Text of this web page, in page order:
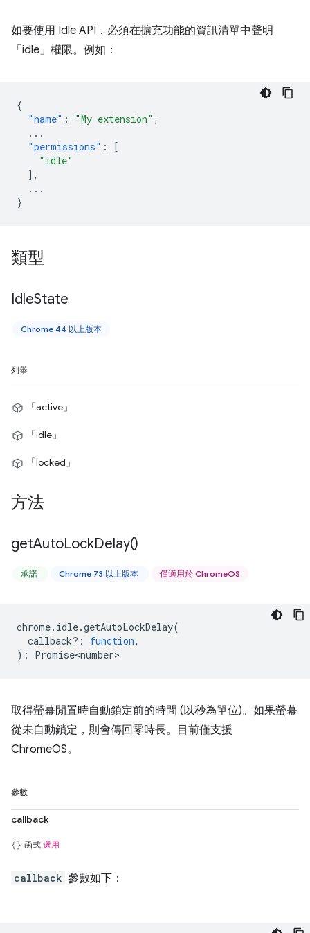
如要使用 Idle API，必須在擴充功能的資訊清單中聲明
「idle」權限。例如：
{
"name" : "My extension" ,
...
"permissions" :
[
"idle"
],
...
}
類型
IdleState
Chrome 44 以上版本
列舉
「active」
「idle」
「locked」
方法
getAutoLockDelay()
承諾 Chrome 73 以上版本 僅適用於 ChromeOS
chrome. idle.getAutoLockDelay(
callback? : function,
) : Promise<number>
取得螢幕閒置時自動鎖定前的時間 (以秒為單位)。如果螢幕
從未自動鎖定，則會傳回零時長。目前僅支援
ChromeOS。
參數
callback
函式 選用
callback 參數如下：